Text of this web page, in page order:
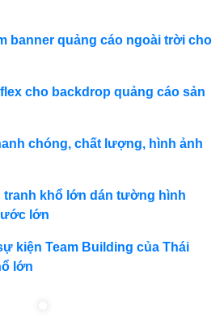
banner quảng cáo ngoài trời cho
cho backdrop quảng cáo sản
chóng, chất lượng, hình ảnh
tranh khổ lớn dán tường hình
lớn
kiện Team Building của Thái
lớn